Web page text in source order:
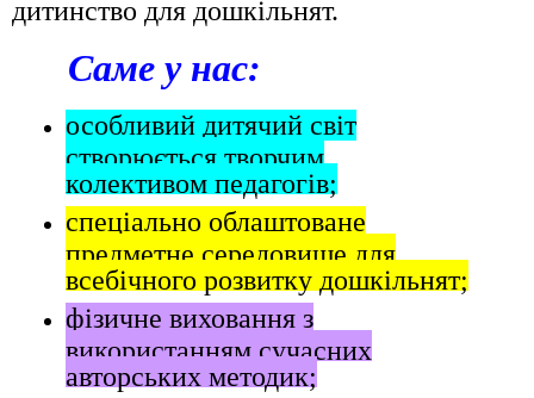
дитинство для дошкільнят.
Саме у нас:
особливий дитячий світ
створюється творчим
колективом педагогів;
спеціально облаштоване
предметне середовище для
всебічного розвитку дошкільнят;
фізичне виховання з
використанням сучасних
авторських методик;